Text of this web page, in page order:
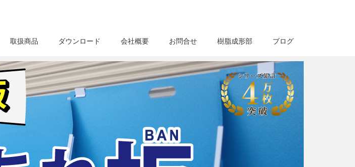
取扱商品 ダウンロード 会社概要 お問合せ 樹脂成形部 ブログ